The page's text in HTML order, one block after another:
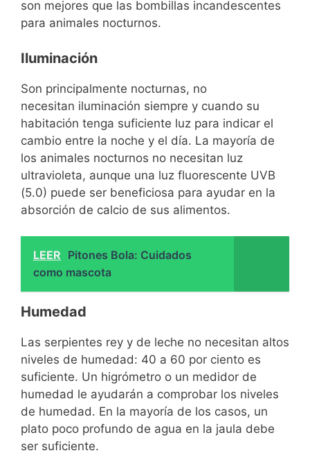
son mejores que las bombillas incandescentes
para animales nocturnos.
Iluminación
Son principalmente nocturnas, no
necesitan iluminación siempre y cuando su
habitación tenga suficiente luz para indicar el
cambio entre la noche y el día. La mayoría de
los animales nocturnos no necesitan luz
ultravioleta, aunque una luz fluorescente UVB
(5.0) puede ser beneficiosa para ayudar en la
absorción de calcio de sus alimentos.
LEER Pitones Bola: Cuidados
como mascota
Humedad
Las serpientes rey y de leche no necesitan altos
niveles de humedad: 40 a 60 por ciento es
suficiente. Un higrómetro o un medidor de
humedad le ayudarán a comprobar los niveles
de humedad. En la mayoría de los casos, un
plato poco profundo de agua en la jaula debe
ser suficiente.